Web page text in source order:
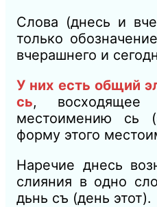
Слова (днесь и
только
вчерашнего и
У них есть общий
сь, восходящее
местоимению сь
форму этого
Наречие днесь
слияния в одно
дьнь съ (день этот).